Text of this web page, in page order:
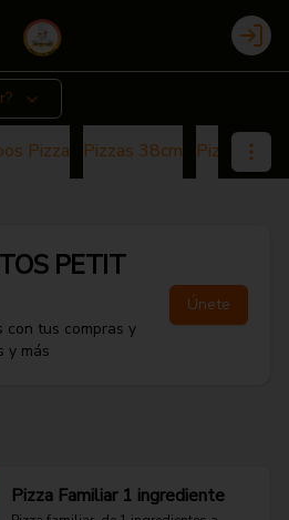
Login
Pizza Pizzas 38cm Pizza 25cm
PETIT
con tus compras y
y más
Únete
Pizza Familiar 1 ingrediente